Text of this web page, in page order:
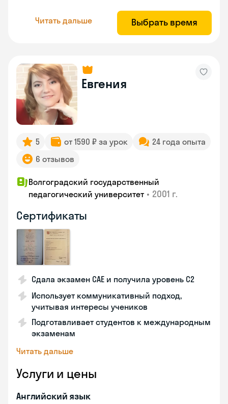
Читать дальше Выбрать время
Евгения
5 от 1590 ₽ за урок
24 года опыта
6 отзывов
Волгоградский государственный
педагогический университет • 2001 г.
Сертификаты
Сдала экзамен CAE и получила уровень С2
Использует коммуникативный подход,
учитывая интересы учеников
Подготавливает студентов к международным
экзаменам
Читать дальше
Услуги и цены
Английский язык